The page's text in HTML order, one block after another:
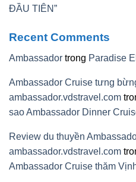
ĐẦU TIÊN”
Recent Comments
Ambassador trong Paradise
Ambassador Cruise tưng
ambassador.vdstravel.com
sao Ambassador Dinner
Review du thuyền
ambassador.vdstravel.com
Ambassador Cruise thăm